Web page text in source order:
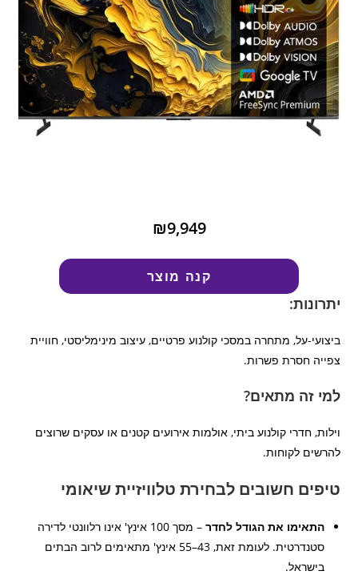
₪9,949
קנה מוצר
יתרונות:
ביצועי-על, מתחרה במסכי קולנוע פרטיים, עיצוב מינימליסטי, חוויית
צפייה חסרת פשרות.
למי זה מתאים?
וילות, חדרי קולנוע ביתי, אולמות אירועים קטנים או עסקים שרוצים
להרשים לקוחות.
טיפים חשובים לבחירת טלוויזיית שיאומי
התאימו את הגודל לחדר
– מסך 100 אינץ' אינו רלוונטי לדירה
סטנדרטית. לעומת זאת, 43–55 אינץ' מתאימים לרוב הבתים
בישראל.